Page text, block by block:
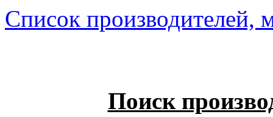
Список производителей,
Поиск